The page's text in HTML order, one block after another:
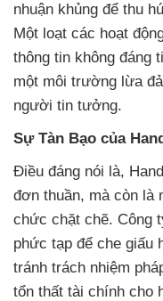
nhuận khủng để thu
Một loạt các hoạt
thông tin không đáng
một môi trường lừa
người tin tưởng.
Sự Tàn Bạo của
Điều đáng nói là,
đơn thuần, mà còn là
chức chặt chẽ. Công
phức tạp để che giấu
tránh trách nhiệm
tổn thất tài chính cho